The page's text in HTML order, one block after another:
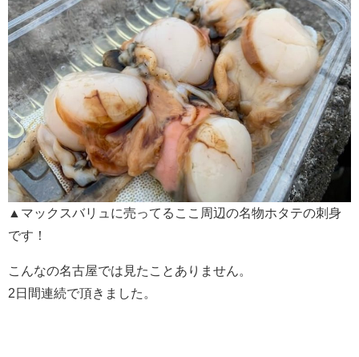
▲マックスバリュに売ってるここ周辺の名物ホタテの刺身
です！
こんなの名古屋では見たことありません。
2日間連続で頂きました。